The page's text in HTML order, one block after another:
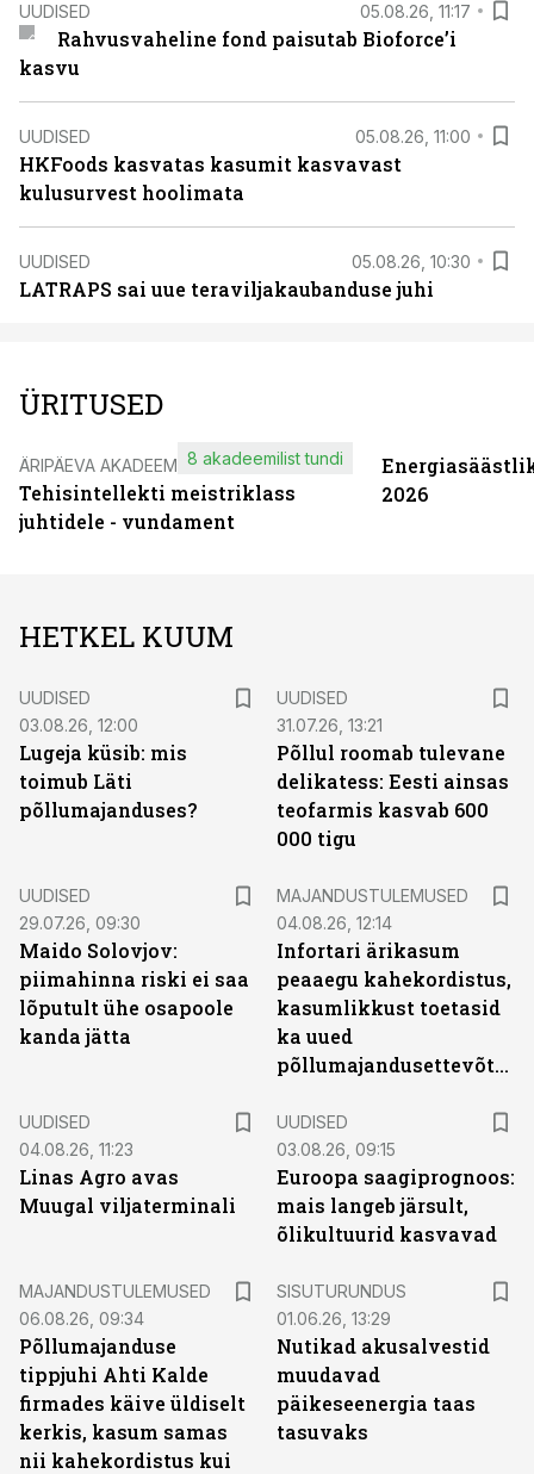
UUDISED 05.08.26, 11:17
Rahvusvaheline fond paisutab Bioforce’i
kasvu
UUDISED 05.08.26, 11:00
HKFoods kasvatas kasumit kasvavast
kulusurvest hoolimata
UUDISED 05.08.26, 10:30
LATRAPS sai uue teraviljakaubanduse juhi
ÜRITUSED
ÄRIPÄEVA AKADEEMIA
Tehisintellekti meistriklass
juhtidele - vundament
8 akadeemilist tundi
2026
HETKEL KUUM
UUDISED
03.08.26, 12:00
Lugeja küsib: mis
toimub Läti
põllumajanduses?
UUDISED
31.07.26, 13:21
Põllul roomab tulevane
delikatess: Eesti ainsas
teofarmis kasvab 600
000 tigu
UUDISED
29.07.26, 09:30
Maido Solovjov:
piimahinna riski ei saa
lõputult ühe osapoole
kanda jätta
MAJANDUSTULEMUSED
04.08.26, 12:14
Infortari ärikasum
peaaegu kahekordistus,
kasumlikkust toetasid
ka uued
põllumajandusettevõtted
UUDISED
04.08.26, 11:23
Linas Agro avas
Muugal viljaterminali
UUDISED
03.08.26, 09:15
Euroopa saagiprognoos:
mais langeb järsult,
õlikultuurid kasvavad
MAJANDUSTULEMUSED
06.08.26, 09:34
Põllumajanduse
tippjuhi Ahti Kalde
firmades käive üldiselt
kerkis, kasum samas
nii kahekordistus kui
SISUTURUNDUS
01.06.26, 13:29
Nutikad akusalvestid
muudavad
päikeseenergia taas
tasuvaks